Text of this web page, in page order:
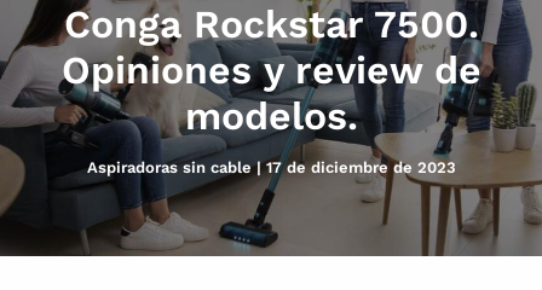
Conga Rockstar 7500.
Opiniones y review de
modelos.
Aspiradoras sin cable|17 de diciembre de 2023